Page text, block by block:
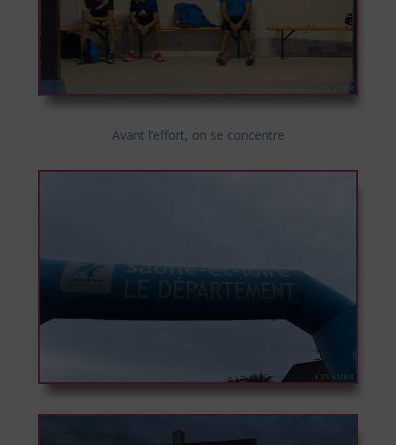
Avant l’effort, on se concentre